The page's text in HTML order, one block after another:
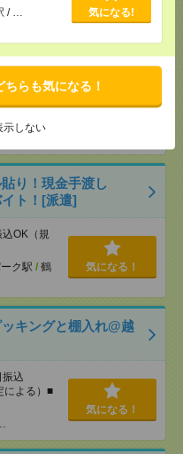
/ … 気になる!
ちらも気になる！
示しない
■週払い
り！現金手渡し
ト！[派遣]
OK（規
ク駅 / 鶴
気になる！
キングと棚入れ@越
込
よる）■
気になる！